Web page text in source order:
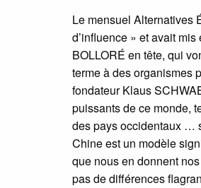
Le mensuel Alternatives
d’influence » et avait
BOLLORÉ en tête, qui
terme à des organismes
fondateur Klaus
puissants de ce monde,
des pays occidentaux …
Chine est un modèle
que nous en donnent
pas de différences